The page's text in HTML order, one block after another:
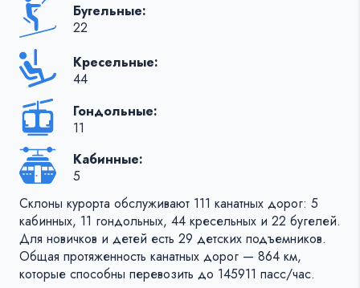
Бугельные:
22
Кресельные:
44
Гондольные:
11
Кабинные:
5
Склоны курорта обслуживают 111 канатных дорог: 5
кабинных, 11 гондольных, 44 кресельных и 22 бугелей.
Для новичков и детей есть 29 детских подъемников.
Общая протяженность канатных дорог — 864 км,
которые способны перевозить до 145911 пасс/час.